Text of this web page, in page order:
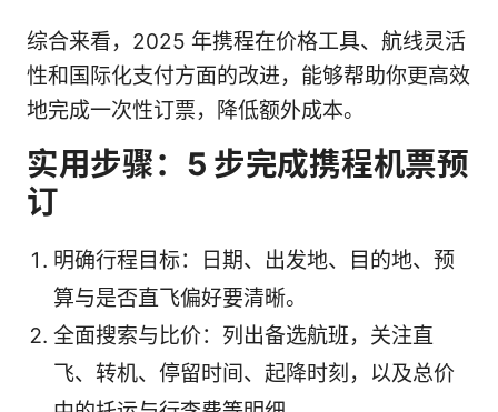
综合来看，2025 年携程在价格工具、航线灵活
性和国际化支付方面的改进，能够帮助你更高效
地完成一次性订票，降低额外成本。
实用步骤：5 步完成携程机票预
订
明确行程目标：日期、出发地、目的地、预
算与是否直飞偏好要清晰。
全面搜索与比价：列出备选航班，关注直
飞、转机、停留时间、起降时刻，以及总价